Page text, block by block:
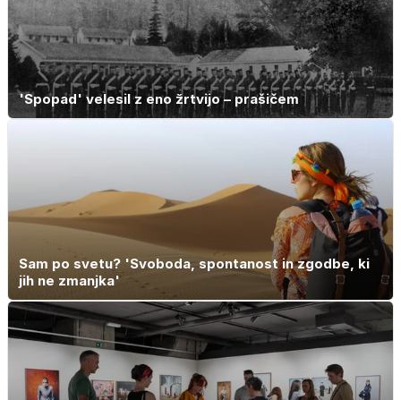
'Spopad' velesil z eno žrtvijo – prašičem
Sam po svetu? 'Svoboda, spontanost in zgodbe, ki
jih ne zmanjka'